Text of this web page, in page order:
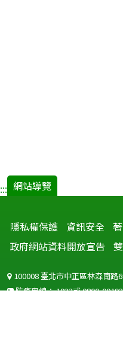
::: 網站導覽
隱私權保護 資訊安全
政府網站資料開放宣告
100008 臺北市中正區林森南路
防疫專線：1922或0800-